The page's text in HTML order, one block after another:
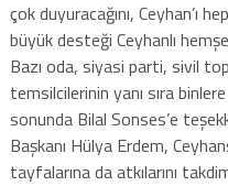
çok duyuracağını, Ceyhan’ı
büyük desteği Ceyhanlı
Bazı oda, siyasi parti, sivil
temsilcilerinin yanı sıra binlere
sonunda Bilal Sonses’e
Başkanı Hülya Erdem,
tayfalarına da atkılarını